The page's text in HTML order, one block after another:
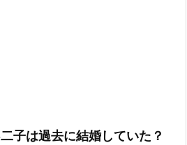
子は過去に結婚していた？